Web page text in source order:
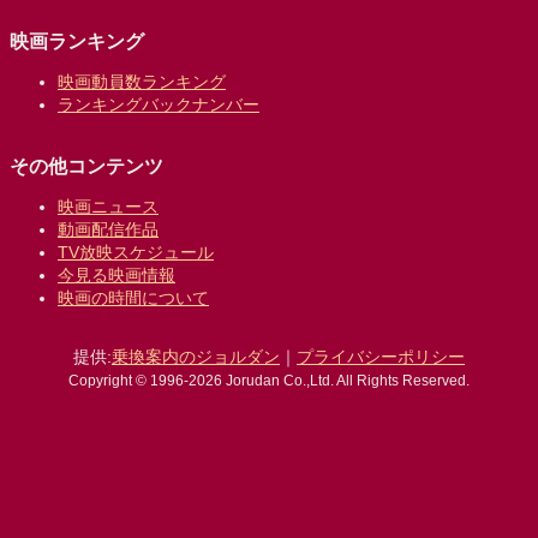
映画ランキング
映画動員数ランキング
ランキングバックナンバー
その他コンテンツ
映画ニュース
動画配信作品
TV放映スケジュール
今見る映画情報
映画の時間について
提供:乗換案内のジョルダン ｜ プライバシーポリシー
Copyright © 1996-2026 Jorudan Co.,Ltd. All Rights Reserved.